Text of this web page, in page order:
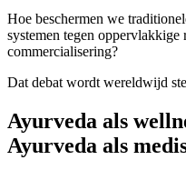
Hoe beschermen we
systemen tegen oppervlakkige
commercialisering?
Dat debat wordt wereldwijd
Ayurveda als
Ayurveda als